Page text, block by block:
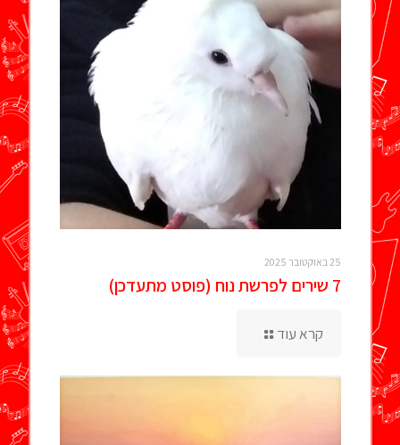
25 באוקטובר 2025
7 שירים לפרשת נוח (פוסט מתעדכן)
קרא עוד